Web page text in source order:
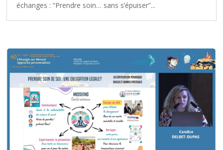
échanges : “Prendre soin… sans s’épuiser”...